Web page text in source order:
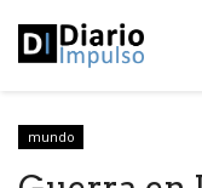
mundo